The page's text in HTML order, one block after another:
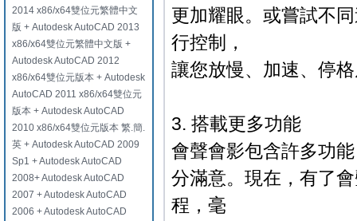
2014 x86/x64雙位元繁體中文
版 + Autodesk AutoCAD 2013
x86/x64雙位元繁體中文版 +
Autodesk AutoCAD 2012
x86/x64雙位元版本 + Autodesk
AutoCAD 2011 x86/x64雙位元
版本 + Autodesk AutoCAD
2010 x86/x64雙位元版本 繁.簡.
英 + Autodesk AutoCAD 2009
Sp1 + Autodesk AutoCAD
2008+ Autodesk AutoCAD
2007 + Autodesk AutoCAD
2006 + Autodesk AutoCAD
更加耀眼。或嘗試不
行控制，
讓您放慢、加速、停
3. 搭載更多功能
會聲會影包含許多功
分滿意。現在，有了
程，毫